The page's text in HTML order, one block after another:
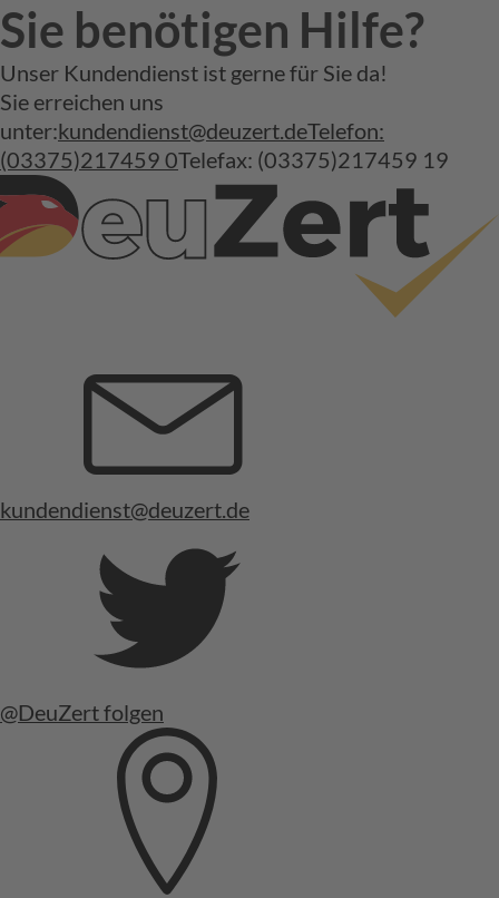
Sie benötigen Hilfe?
Unser Kundendienst ist gerne für Sie da!
Sie erreichen uns
unter:kundendienst@deuzert.deTelefon:
(03375)217459 0Telefax: (03375)217459 19
kundendienst@deuzert.de
@DeuZert folgen